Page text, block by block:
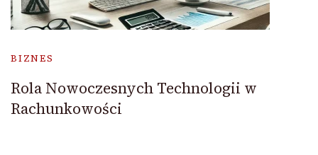
BIZNES
Rola Nowoczesnych Technologii w
Rachunkowości